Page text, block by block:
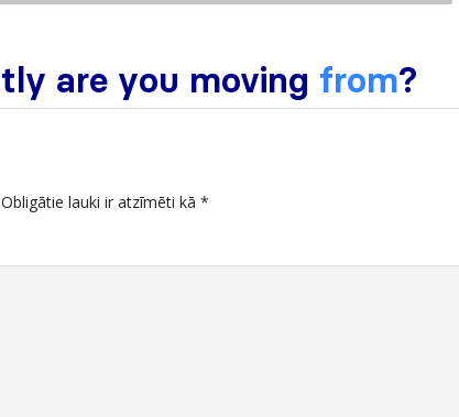
Obligātie lauki ir atzīmēti kā *